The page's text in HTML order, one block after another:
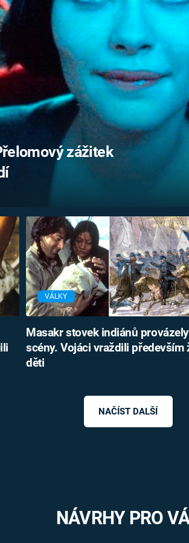
MIMOZEMŠŤANÉ
UTAJENÉ PŘÍBĚHY
ČESKÝCH DĚJIN
ALTERNATIVNÍ
HISTORIE
zážitek
VÁLKY
Masakr stovek indiánů
scény. Vojáci vraždili především
děti
NAČÍST DALŠÍ
NÁVRHY PRO